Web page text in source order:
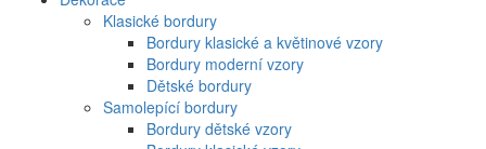
Klasické bordury
Bordury klasické a květinové vzory
Bordury moderní vzory
Dětské bordury
Samolepící bordury
Bordury dětské vzory